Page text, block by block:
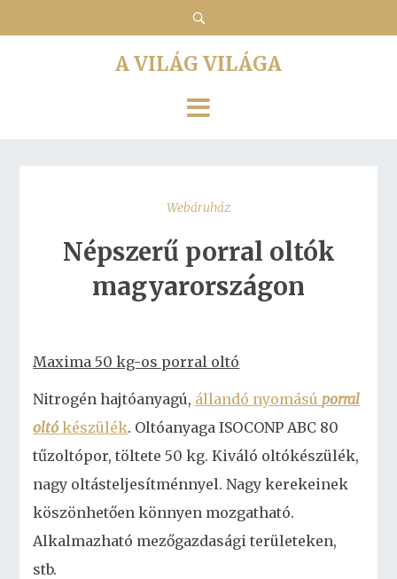
A VILÁG VILÁGA
Webáruház
Népszerű porral oltók
magyarországon
Maxima 50 kg-os porral oltó
Nitrogén hajtóanyagú, állandó nyomásúporral
oltó készülék. Oltóanyaga ISOCONP ABC 80
tűzoltópor, töltete 50 kg. Kiváló oltókészülék,
nagy oltásteljesítménnyel. Nagy kerekeinek
köszönhetően könnyen mozgatható.
Alkalmazható mezőgazdasági területeken,
stb.